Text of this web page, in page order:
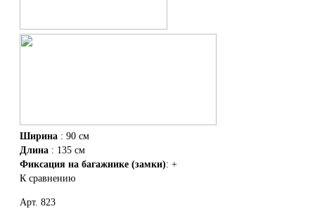
Ширина : 90 см
Длина : 135 см
Фиксация на багажнике (замки): +
К сравнению
Арт. 823